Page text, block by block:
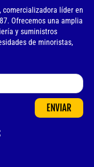
comercializadora líder en
Ofrecemos una amplia
y suministros
de minoristas,
ENVIAR